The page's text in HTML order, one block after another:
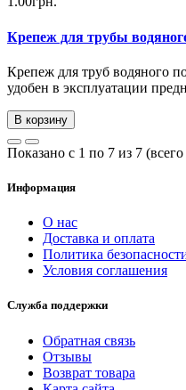
Крепеж для трубы
Крепеж для труб водяного
удобен в эксплуатации
В корзину
Показано с 1 по 7 из 7
Информация
О нас
Доставка и оплата
Политика
Условия соглашения
Служба поддержки
Обратная связь
Отзывы
Возврат товара